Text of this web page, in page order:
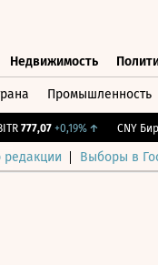
Недвижимость
Промышленность
777,07 +0,19%↑ CNY
Выборы в